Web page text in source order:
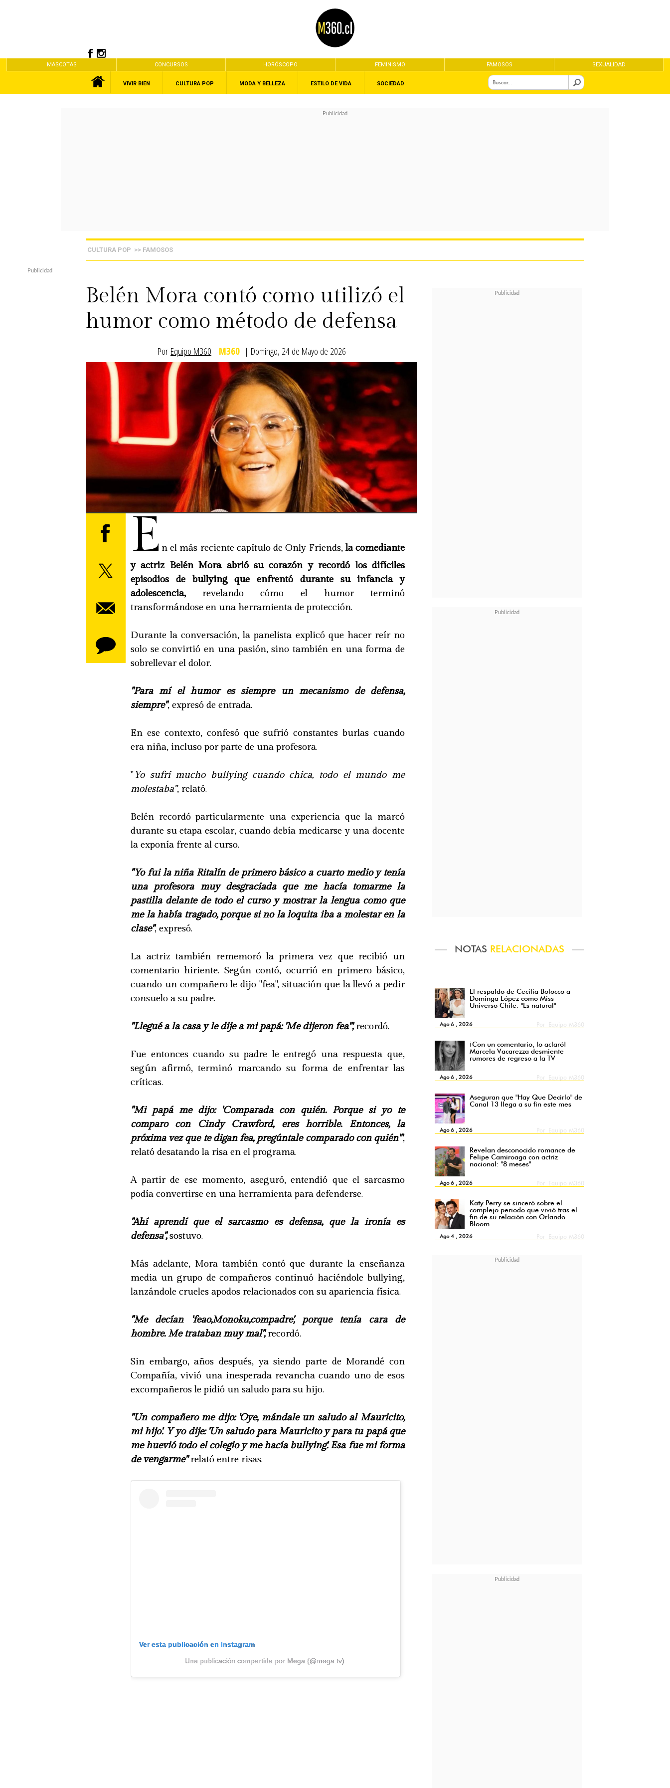
MASCOTAS CONCURSOS HORÓSCOPO FEMINISMO FAMOSOS SEXUALIDAD
VIVIR BIEN CULTURA POP MODA Y BELLEZA ESTILO DE VIDA SOCIEDAD
CULTURA POP >> FAMOSOS
Belén Mora contó como utilizó el
humor como método de defensa
Por Equipo M360 M360 | Domingo, 24 de Mayo de 2026
NOTAS RELACIONADAS
El respaldo de Cecilia Bolocco a
Dominga López como Miss
Universo Chile: "Es natural"
Ago 6 , 2026
¡Con un comentario, lo aclaró!
Marcela Vacarezza desmiente
rumores de regreso a la TV
Ago 6 , 2026
Aseguran que "Hay Que Decirlo" de
Canal 13 llega a su fin este mes
Ago 6 , 2026
Revelan desconocido romance de
Felipe Camiroaga con actriz
nacional: "8 meses"
Ago 6 , 2026
Katy Perry se sinceró sobre el
complejo periodo que vivió tras el
fin de su relación con Orlando
Bloom
Ago 4 , 2026
E n el más reciente capítulo de Only Friends,la comediante
y actriz Belén Mora abrió su corazón y recordó los difíciles
episodios de bullying que enfrentó durante su infancia y
adolescencia, revelando cómo el humor terminó
transformándose en una herramienta de protección.
Durante la conversación, la panelista explicó que hacer reír no
solo se convirtió en una pasión, sino también en una forma de
sobrellevar el dolor.
"Para mí el humor es siempre un mecanismo de defensa,
siempre", expresó de entrada.
En ese contexto, confesó que sufrió constantes burlas cuando
era niña, incluso por parte de una profesora.
"Yo sufrí mucho bullying cuando chica, todo el mundo me
molestaba", relató.
Belén recordó particularmente una experiencia que la marcó
durante su etapa escolar, cuando debía medicarse y una docente
la exponía frente al curso.
"Yo fui la niña Ritalín de primero básico a cuarto medio y tenía
una profesora muy desgraciada que me hacía tomarme la
pastilla delante de todo el curso y mostrar la lengua como que
me la había tragado, porque si no la loquita iba a molestar en la
clase", expresó.
La actriz también rememoró la primera vez que recibió un
comentario hiriente. Según contó, ocurrió en primero básico,
cuando un compañero le dijo "fea", situación que la llevó a pedir
consuelo a su padre.
"Llegué a la casa y le dije a mi papá: 'Me dijeron fea'", recordó.
Fue entonces cuando su padre le entregó una respuesta que,
según afirmó, terminó marcando su forma de enfrentar las
críticas.
"Mi papá me dijo: 'Comparada con quién. Porque si yo te
comparo con Cindy Crawford, eres horrible. Entonces, la
próxima vez que te digan fea, pregúntale comparado con quién'",
relató desatando la risa en el programa.
A partir de ese momento, aseguró, entendió que el sarcasmo
podía convertirse en una herramienta para defenderse.
"Ahí aprendí que el sarcasmo es defensa, que la ironía es
defensa",sostuvo.
Más adelante, Mora también contó que durante la enseñanza
media un grupo de compañeros continuó haciéndole bullying,
lanzándole crueles apodos relacionados con su apariencia física.
"Me decían 'feao,Monoku,compadre', porque tenía cara de
hombre. Me trataban muy mal",recordó.
Sin embargo, años después, ya siendo parte de Morandé con
Compañía, vivió una inesperada revancha cuando uno de esos
excompañeros le pidió un saludo para su hijo.
"Un compañero me dijo: 'Oye, mándale un saludo al Mauricito,
mi hijo'. Y yo dije: 'Un saludo para Mauricito y para tu papá que
me huevió todo el colegio y me hacía bullying'. Esa fue mi forma
de vengarme"relató entre risas.
Ver esta publicación en Instagram
Una publicación compartida por Mega (@mega.tv)